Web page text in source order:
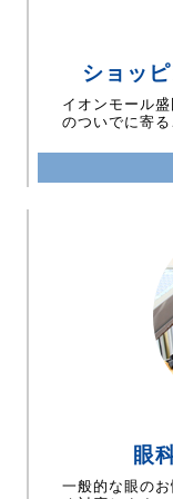
ショッ
イオンモール
のついでに寄る
眼
一般的な眼の